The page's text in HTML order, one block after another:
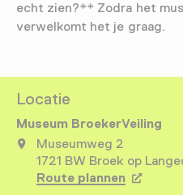
echt zien?** Zodra het
verwelkomt het je graag.
Locatie
Museum BroekerVeiling
Museumweg 2
1721 BW Broek op
Route plannen Opent